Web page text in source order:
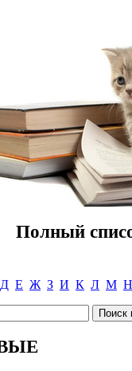
Полный
Д Е Ж З И К Л М Н